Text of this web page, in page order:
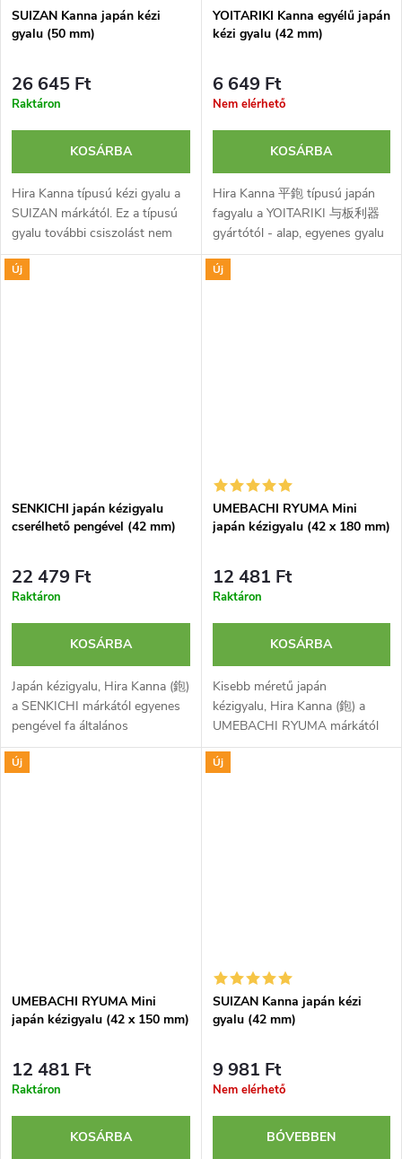
SUIZAN Kanna japán kézi
gyalu (50 mm)
26 645 Ft
Raktáron
KOSÁRBA
Hira Kanna típusú kézi gyalu a
SUIZAN márkától. Ez a típusú
gyalu további csiszolást nem
igénylő, rendkívül sima felületet
garantál. Nagy keménységű,
YOITARIKI Kanna egyélű japán
kézi gyalu (42 mm)
6 649 Ft
Nem elérhető
KOSÁRBA
Hira Kanna 平鉋 típusú japán
fagyalu a YOITARIKI 与板利器
gyártótól - alap, egyenes gyalu
szimpla famegmunkáláshoz.
Edzett szénacélból készült, 42
Új
SENKICHI japán kézigyalu
cserélhető pengével (42 mm)
22 479 Ft
Raktáron
KOSÁRBA
Japán kézigyalu, Hira Kanna (鉋)
a SENKICHI márkától egyenes
pengével fa általános
megmunkálásához,
kiegyenlítéséhez és
Új
UMEBACHI RYUMA Mini
japán kézigyalu (42 x 180 mm)
12 481 Ft
Raktáron
KOSÁRBA
Kisebb méretű japán
kézigyalu, Hira Kanna (鉋) a
UMEBACHI RYUMA márkától
egyenes pengével fa általános
megmunkálásához,
Új
UMEBACHI RYUMA Mini
japán kézigyalu (42 x 150 mm)
12 481 Ft
Raktáron
KOSÁRBA
Új
SUIZAN Kanna japán kézi
gyalu (42 mm)
9 981 Ft
Nem elérhető
BŐVEBBEN